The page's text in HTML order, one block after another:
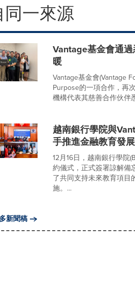
一來源
Vantage基金會通
暖
Vantage基金會(Vantage
Purpose的一項合作，再
機構代表其慈善合作伙伴
越南銀行學院與
手推進金融教育發展
12月16日，越南銀行學院
約儀式，正式簽署諒解備
了共同支持未來教育項
施。...
新聞稿